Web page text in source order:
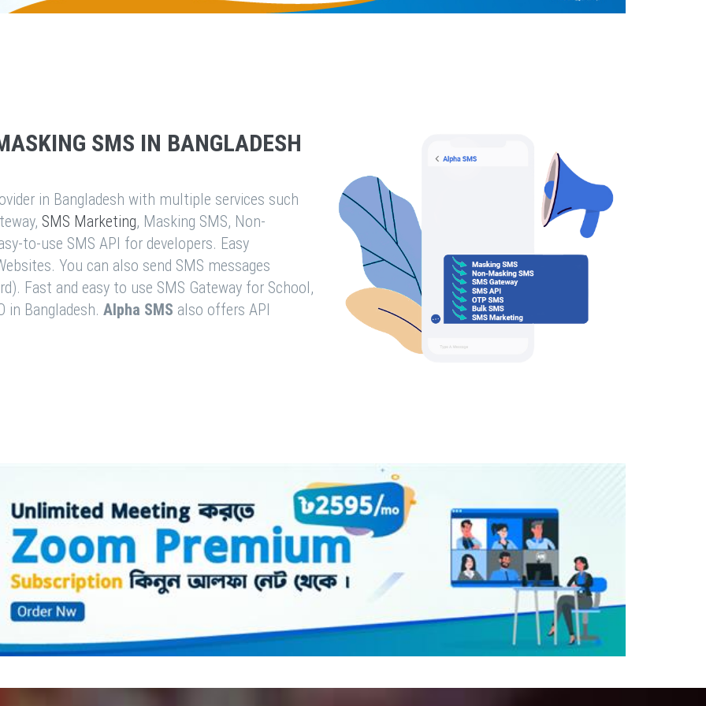
SMS IN BANGLADESH
in Bangladesh with multiple services such
SMS Marketing, Masking SMS, Non-
to-use SMS API for developers. Easy
You can also send SMS messages
Fast and easy to use SMS Gateway for School,
in Bangladesh. Alpha SMS also offers API